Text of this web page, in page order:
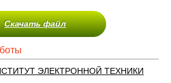
Скачать файл
ЭЛЕКТРОННОЙ ТЕХНИКИ